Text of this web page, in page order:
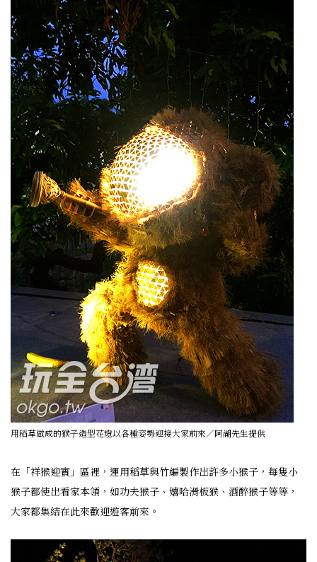
用稻草做成的猴子造型花燈以各種姿勢迎接大家前來／阿湖先生提供
在「祥猴迎賓」區裡，運用稻草與竹編製作出許多小猴子，每隻小
猴子都使出看家本領，如功夫猴子、嬉哈滑板猴、酒醉猴子等等，
大家都集結在此來歡迎遊客前來。